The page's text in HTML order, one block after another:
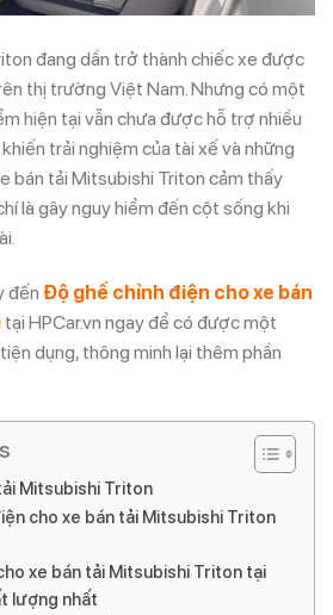
đang dần trở thành chiếc xe được
thị trường Việt Nam. Nhưng có một
hiện tại vẫn chưa được hỗ trợ nhiều
trải nghiệm của tài xế và những
bán tải Mitsubishi Triton cảm thấy
là gây nguy hiểm đến cột sống khi
đến Độ ghế chỉnh điện cho xe bán
tại HPCar.vn ngay để có được một
dụng, thông minh lại thêm phần
Mitsubishi Triton
cho xe bán tải Mitsubishi Triton
xe bán tải Mitsubishi Triton tại
lượng nhất